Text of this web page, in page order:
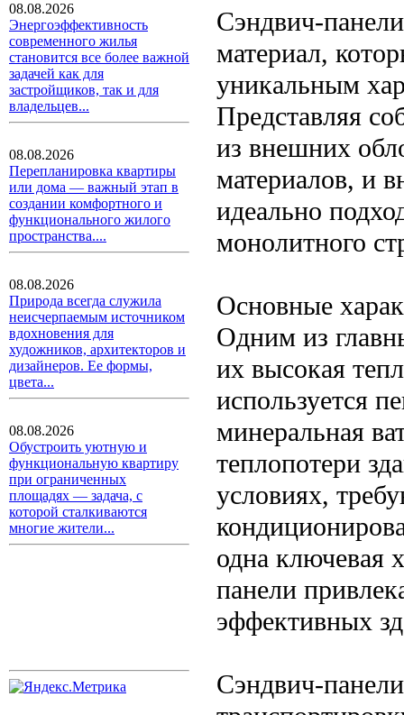
08.08.2026
Энергоэффективность
современного жилья
становится все более важной
задачей как для
застройщиков, так и для
владельцев...
08.08.2026
Перепланировка квартиры
или дома — важный этап в
создании комфортного и
функционального жилого
пространства....
08.08.2026
Природа всегда служила
неисчерпаемым источником
вдохновения для
художников, архитекторов и
дизайнеров. Ее формы,
цвета...
08.08.2026
Обустроить уютную и
функциональную квартиру
при ограниченных
площадях — задача, с
которой сталкиваются
многие жители...
Сэндвич-
материал,
уникальным
Представляя
из внешних
материалов, и
идеально
монолитного
Основные
Одним из
их высокая
используется
минеральная
теплопотери
условиях,
одна ключевая
панели
эффективных
Сэндвич-